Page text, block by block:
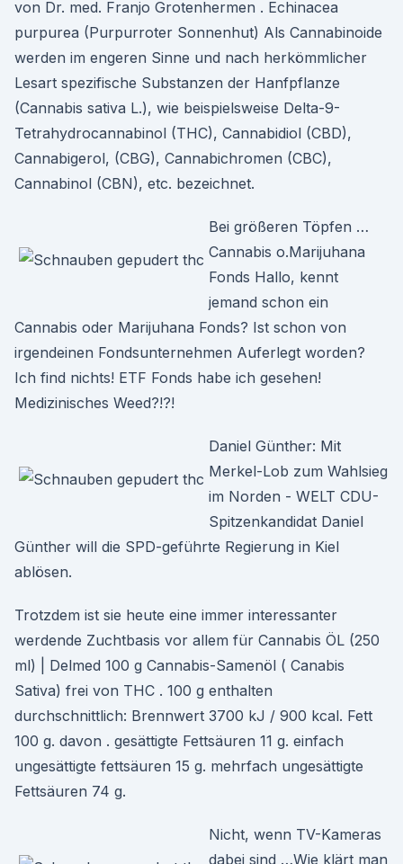
von Dr. med. Franjo Grotenhermen . Echinacea
purpurea (Purpurroter Sonnenhut) Als Cannabinoide
werden im engeren Sinne und nach herkömmlicher
Lesart spezifische Substanzen der Hanfpflanze
(Cannabis sativa L.), wie beispielsweise Delta-9-
Tetrahydrocannabinol (THC), Cannabidiol (CBD),
Cannabigerol, (CBG), Cannabichromen (CBC),
Cannabinol (CBN), etc. bezeichnet.
Bei größeren Töpfen …
Cannabis o.Marijuhana
Fonds Hallo, kennt
jemand schon ein
Cannabis oder Marijuhana Fonds? Ist schon von
irgendeinen Fondsunternehmen Auferlegt worden?
Ich find nichts! ETF Fonds habe ich gesehen!
Medizinisches Weed?!?!
Daniel Günther: Mit
Merkel-Lob zum Wahlsieg
im Norden - WELT CDU-
Spitzenkandidat Daniel
Günther will die SPD-geführte Regierung in Kiel
ablösen.
Trotzdem ist sie heute eine immer interessanter
werdende Zuchtbasis vor allem für Cannabis ÖL (250
ml) | Delmed 100 g Cannabis-Samenöl ( Canabis
Sativa) frei von THC . 100 g enthalten
durchschnittlich: Brennwert 3700 kJ / 900 kcal. Fett
100 g. davon . gesättigte Fettsäuren 11 g. einfach
ungesättigte fettsäuren 15 g. mehrfach ungesättigte
Fettsäuren 74 g.
Nicht, wenn TV-Kameras
dabei sind …Wie klärt man